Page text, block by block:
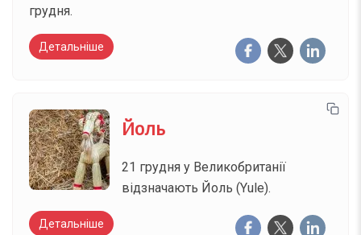
грудня.
Детальніше
Йоль
21 грудня у Великобританії
відзначають Йоль (Yule).
Детальніше